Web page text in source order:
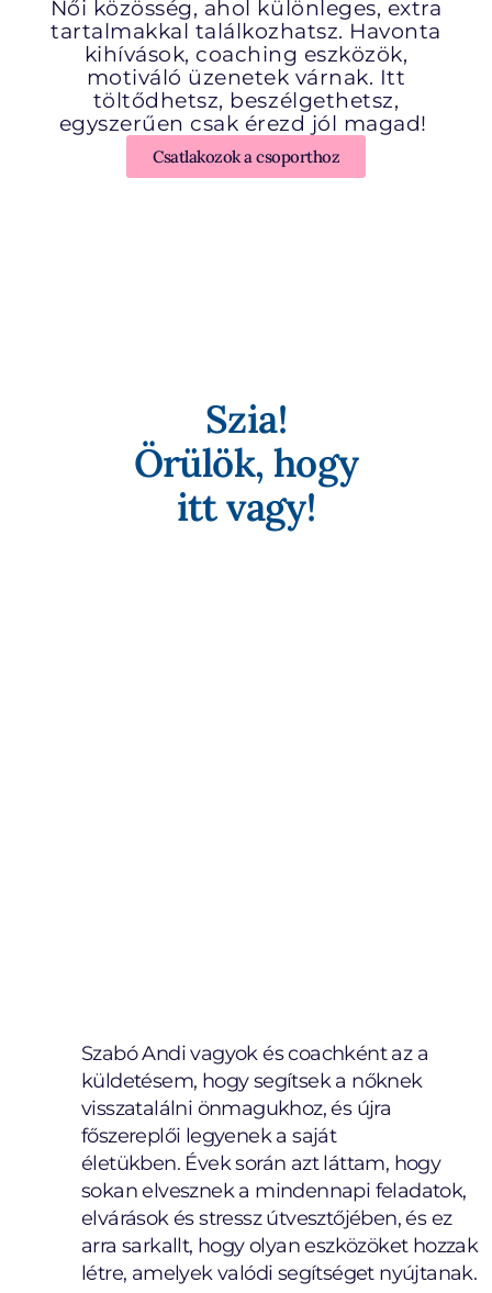
Női közösség, ahol különleges, extra
tartalmakkal találkozhatsz. Havonta
kihívások, coaching eszközök,
motiváló üzenetek várnak. Itt
töltődhetsz, beszélgethetsz,
egyszerűen csak érezd jól magad!
Csatlakozok a csoporthoz
Szia!
Örülök, hogy
itt vagy!
Szabó Andi vagyok és coachként az a
küldetésem, hogy segítsek a nőknek
visszatalálni önmagukhoz, és újra
főszereplői legyenek a saját
életükben. Évek során azt láttam, hogy
sokan elvesznek a mindennapi feladatok,
elvárások és stressz útvesztőjében, és ez
arra sarkallt, hogy olyan eszközöket hozzak
létre, amelyek valódi segítséget nyújtanak.